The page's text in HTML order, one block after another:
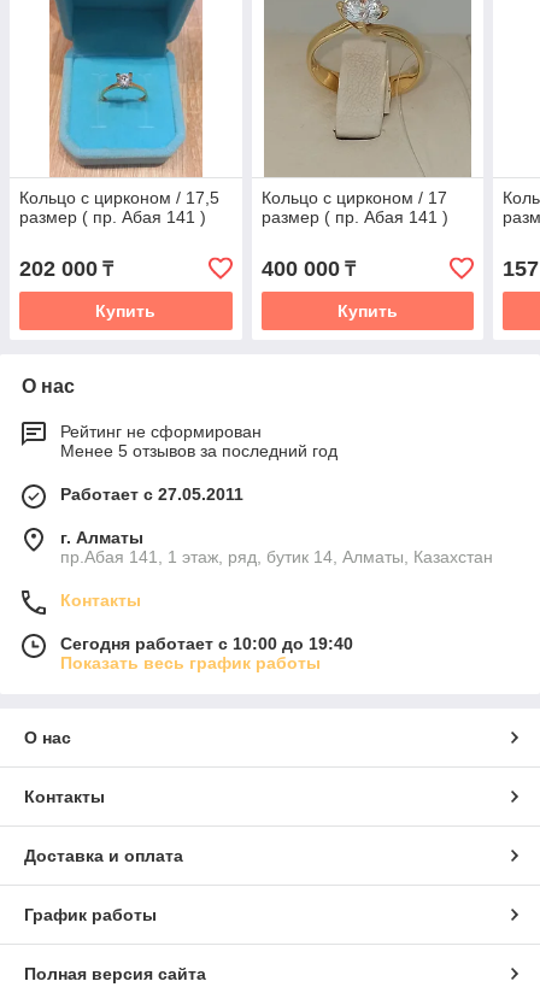
Кольцо с цирконом / 17,5
размер ( пр. Абая 141 )
202 000 ₸
Купить
Кольцо с цирконом / 17
размер ( пр. Абая 141 )
400 000₸
Купить
О нас
Рейтинг не сформирован
Менее 5 отзывов за последний год
Работает с 27.05.2011
г. Алматы
пр.Абая 141, 1 этаж, ряд, бутик 14, Алматы, Казахстан
Контакты
Сегодня работает с 10:00 до 19:40
Показать весь график работы
О нас
Контакты
Доставка и оплата
График работы
Полная версия сайта